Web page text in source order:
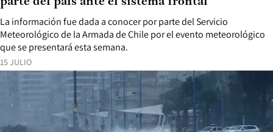
15 JULIO
La información fue dada a conocer por parte del Servicio
Meteorológico de la Armada de Chile por el evento meteorológico
que se presentará esta semana.